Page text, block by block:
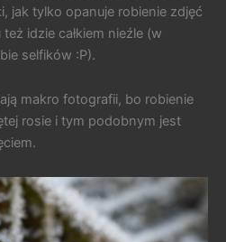
jak tylko opanuje robienie zdjęć
idzie całkiem nieźle (w
selfików :P).
makro fotografii, bo robienie
rosie i tym podobnym jest